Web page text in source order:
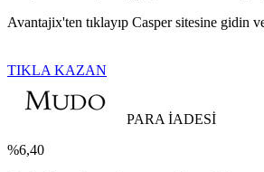
Avantajix'ten tıklayıp Casper sitesine gidin
TIKLA KAZAN
PARA İADESİ
%6,40